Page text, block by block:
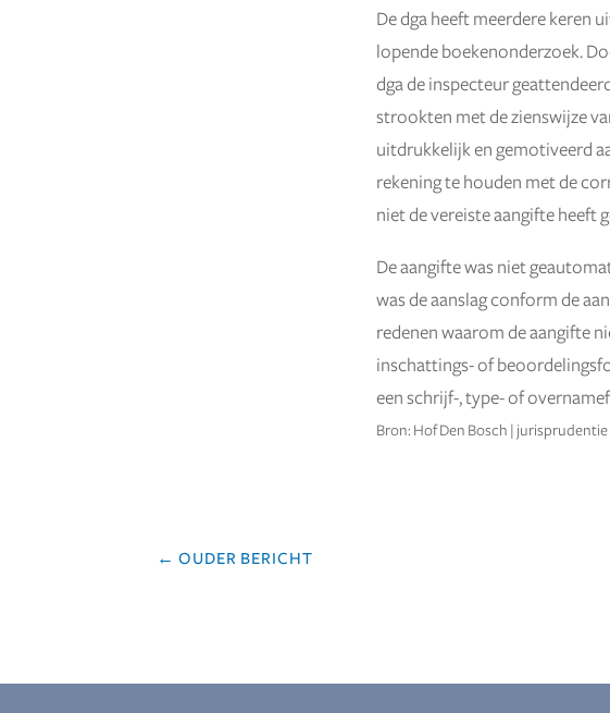
De dga heeft meerdere keren
lopende boekenonderzoek.
dga de inspecteur
strookten met de zienswijze
uitdrukkelijk en gemotiveerd
rekening te houden met de
niet de vereiste aangifte heeft
De aangifte was niet
was de aanslag conform de
redenen waarom de aangifte
inschattings- of
een schrijf-, type- of
Bron: Hof Den Bosch |
←OUDER BERICHT